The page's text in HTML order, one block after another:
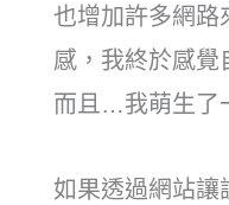
也增加許多網路
感，我終於感覺
而且…我萌生了
如果透過網站讓